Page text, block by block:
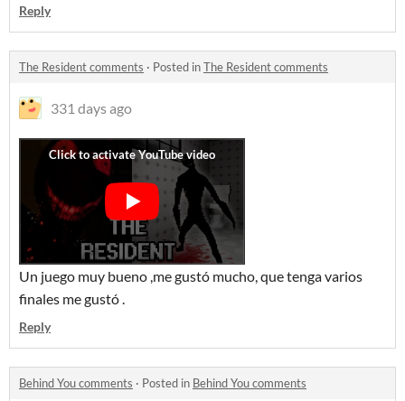
Reply
The Resident comments · Posted inThe Resident comments
331 days ago
Un juego muy bueno ,me gustó mucho, que tenga varios
finales me gustó .
Reply
Behind You comments · Posted in Behind You comments